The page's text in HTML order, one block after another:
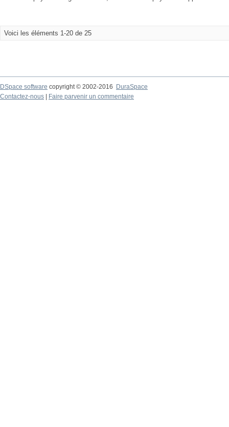
Voici les éléments 1-20 de 25
DSpace software copyright © 2002-2016
DuraSpace
Contactez-nous
Faire parvenir un commentaire